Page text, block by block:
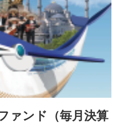
ァンド（毎月決算